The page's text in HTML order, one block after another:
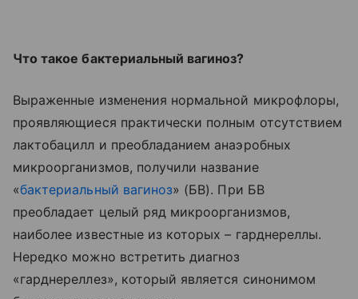
Что такое бактериальный вагиноз?
Выраженные изменения нормальной микрофлоры,
проявляющиеся практически полным отсутствием
лактобацилл и преобладанием анаэробных
микроорганизмов, получили название
«бактериальный вагиноз» (БВ). При БВ
преобладает целый ряд микроорганизмов,
наиболее известные из которых – гарднереллы.
Нередко можно встретить диагноз
«гарднереллез», который является синонимом